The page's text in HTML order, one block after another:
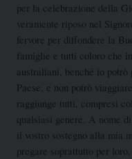
per la celebrazione della
veramente riposo nel
fervore per diffondere
la
famiglie e tutti coloro che
australiani, benché io
Paese, e non potrò
raggiunge tutti, compresi
qualsiasi genere. A nome
il vostro sostegno alla mia
pregare soprattutto per